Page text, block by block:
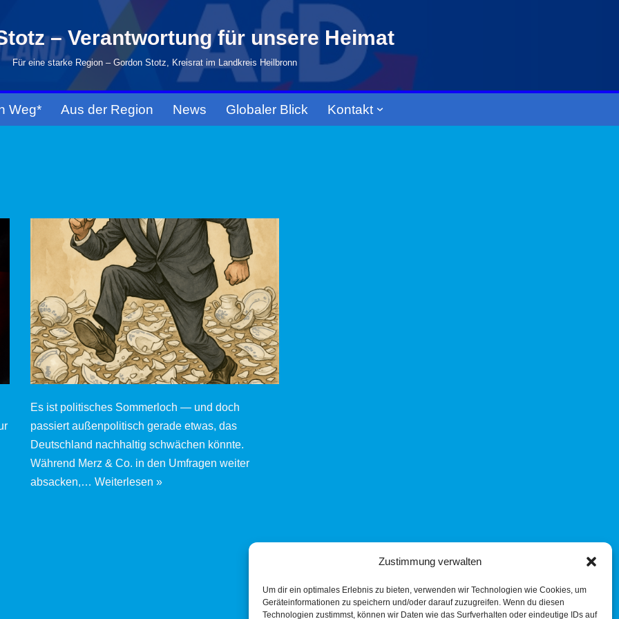
Zustimmung verwalten
Um dir ein optimales Erlebnis zu bieten, verwenden wir Technologien wie Cookies, um
Geräteinformationen zu speichern und/oder darauf zuzugreifen. Wenn du diesen
Technologien zustimmst, können wir Daten wie das Surfverhalten oder eindeutige IDs auf
– Verantwortung für unsere Heimat
Für eine starke Region – Gordon Stotz, Kreisrat im Landkreis Heilbronn
Weg* Aus der Region News Globaler Blick Kontakt
Es ist politisches Sommerloch — und doch
passiert außenpolitisch gerade etwas, das
Deutschland nachhaltig schwächen könnte.
Während Merz & Co. in den Umfragen weiter
absacken,… Weiterlesen »